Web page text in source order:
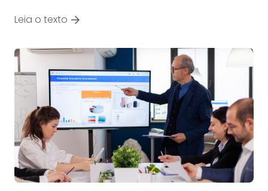
Leia o texto